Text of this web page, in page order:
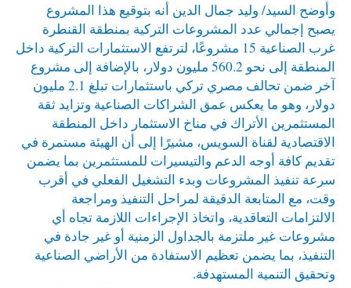
وأوضح السيد/ وليد جمال الدين أنه بتوقيع هذا المشروع
يصبح إجمالي عدد المشروعات التركية بمنطقة القنطرة
غرب الصناعية 15 مشروعًا، لترتفع الاستثمارات التركية داخل
المنطقة إلى نحو 560.2 مليون دولار، بالإضافة إلى مشروع
آخر ضمن تحالف مصري تركي باستثمارات تبلغ 2.1 مليون
دولار، وهو ما يعكس عمق الشراكات الصناعية وتزايد ثقة
المستثمرين الأتراك في مناخ الاستثمار داخل المنطقة
الاقتصادية لقناة السويس، مشيرًا إلى أن الهيئة مستمرة في
تقديم كافة أوجه الدعم والتيسيرات للمستثمرين بما يضمن
سرعة تنفيذ المشروعات وبدء التشغيل الفعلي في أقرب
وقت، مع المتابعة الدقيقة لمراحل التنفيذ ومراجعة
الالتزامات التعاقدية، واتخاذ الإجراءات اللازمة تجاه أي
مشروعات غير ملتزمة بالجداول الزمنية أو غير جادة في
التنفيذ، بما يضمن تعظيم الاستفادة من الأراضي الصناعية
وتحقيق التنمية المستهدفة.